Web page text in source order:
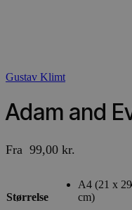
Gustav Klimt
Adam and
Fra 99,00 kr.
Størrelse
A4 (21 x
cm)